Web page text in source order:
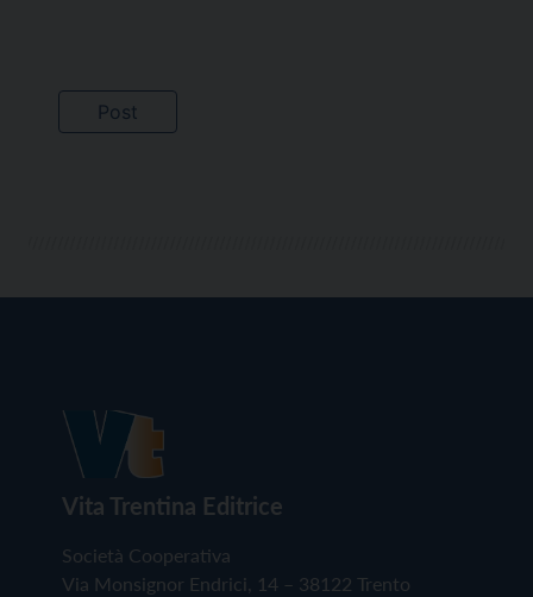
Vita Trentina Editrice
Società Cooperativa
Via Monsignor Endrici, 14 – 38122 Trento